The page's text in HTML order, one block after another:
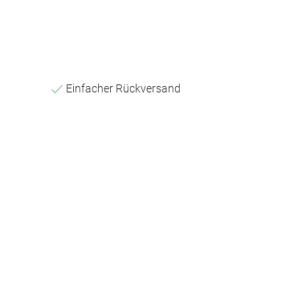
Einfacher Rückversand